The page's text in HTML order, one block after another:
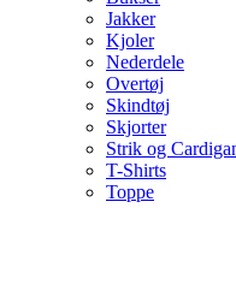
Jakker
Kjoler
Nederdele
Overtøj
Skindtøj
Skjorter
Strik og
T-Shirts
Toppe